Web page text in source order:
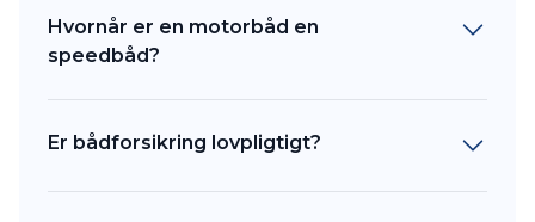
Hvornår er en motorbåd en
speedbåd?
Er bådforsikring lovpligtigt?